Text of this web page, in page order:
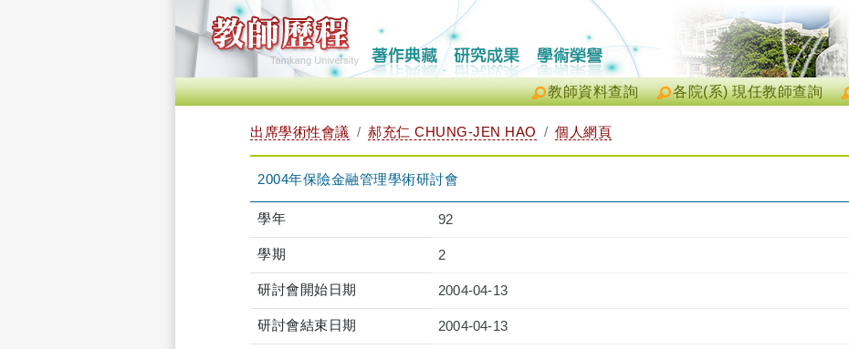
各院(系) 現任教師查詢
教師資料查詢
出席學術性會議 郝充仁 CHUNG-JEN HAO 個人網頁
2004年保險金融管理學術研討會
學年 92
學期 2
研討會開始日期 2004-04-13
研討會結束日期 2004-04-13